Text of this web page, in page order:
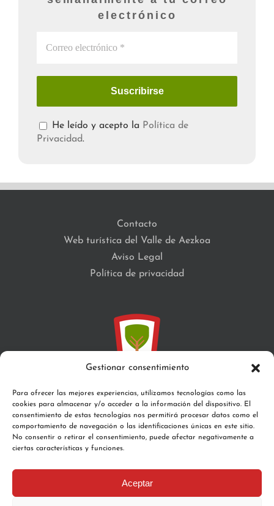
Gestionar consentimiento
Para ofrecer las mejores experiencias, utilizamos tecnologías como las
cookies para almacenar y/o acceder a la información del dispositivo. El
consentimiento de estas tecnologías nos permitirá procesar datos como el
comportamiento de navegación o las identificaciones únicas en este sitio.
No consentir o retirar el consentimiento, puede afectar negativamente a
ciertas características y funciones.
Aceptar
electrónico
He leído y acepto la Política de
Privacidad.
Contacto
Web turística del Valle de Aezkoa
Aviso Legal
Política de privacidad
C/Santa María, s/n 31671 Aribe
Teléfono:948 76 43 75
Email:valledeaezkoa@gmail.com